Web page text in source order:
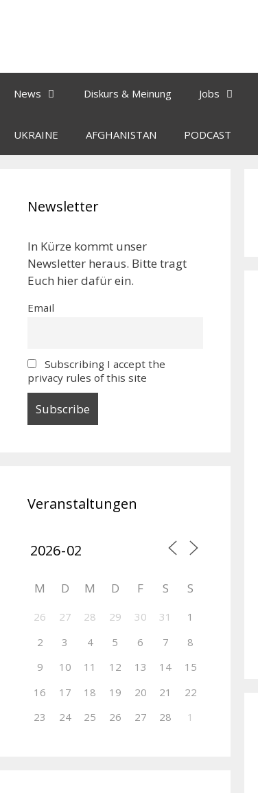
News Diskurs & Meinung Jobs
UKRAINE AFGHANISTAN PODCAST
Newsletter
In Kürze kommt unser
Newsletter heraus. Bitte tragt
Euch hier dafür ein.
Email
Subscribing I accept the
privacy rules of this site
Veranstaltungen
M D M D F S S
26 27 28 29 30 31
1
2
3 4 5 6 7
8
9
10 11 12 13 14
15
16
17 18 19 20 21
22
23
24 25 26 27 28 1